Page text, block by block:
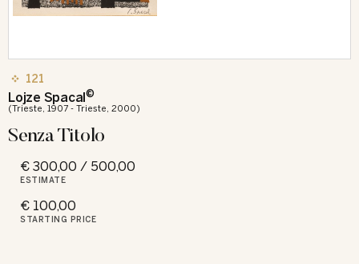
121
Lojze Spacal©
(Trieste, 1907 - Trieste, 2000)
Senza Titolo
€ 300,00 / 500,00
ESTIMATE
€ 100,00
STARTING PRICE